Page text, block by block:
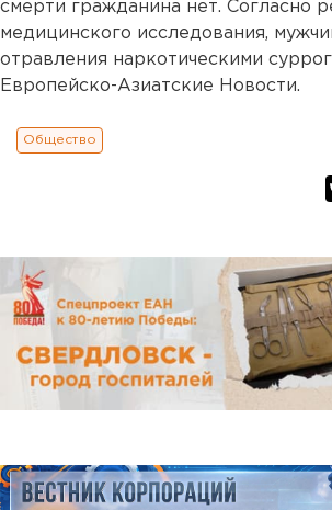
смерти гражданина нет. Согласно
медицинского исследования,
отравления наркотическими
Европейско-Азиатские Новости.
Общество